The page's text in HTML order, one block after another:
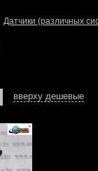
Датчики (различных
вверху дешевые